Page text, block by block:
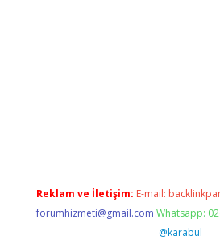
Reklam ve İletişim: E-mail:
forumhizmeti@gmail.com Whatsapp:
@karabul